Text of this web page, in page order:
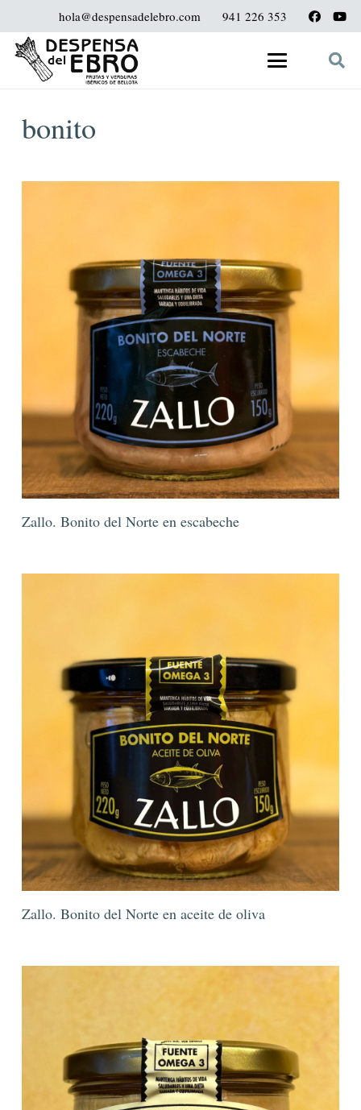
hola@despensadelebro.com 941 226 353
bonito
Zallo. Bonito del Norte en escabeche
Zallo. Bonito del Norte en aceite de oliva